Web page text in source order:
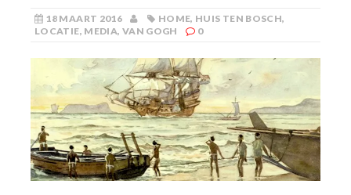
18 MAART 2016 HOME, HUIS TEN BOSCH,
LOCATIE, MEDIA, VAN GOGH 0